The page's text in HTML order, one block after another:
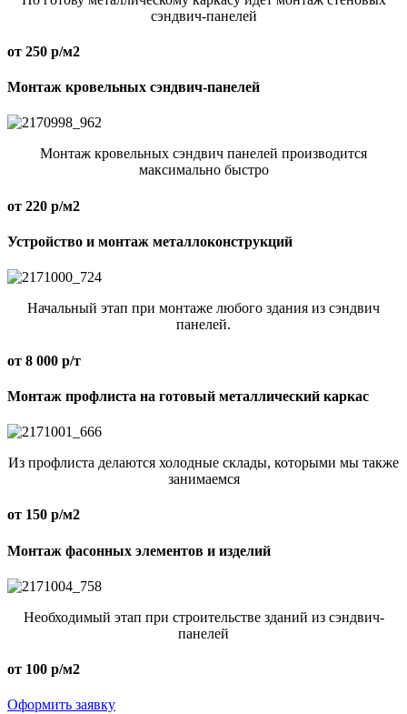
сэндвич-панелей
от 250 р/м2
Монтаж кровельных сэндвич-панелей
Монтаж кровельных сэндвич панелей производится
максимально быстро
от 220 р/м2
Устройство и монтаж металлоконструкций
Начальный этап при монтаже любого здания из сэндвич
панелей.
от 8 000 р/т
Монтаж профлиста на готовый металлический каркас
Из профлиста делаются холодные склады, которыми мы также
занимаемся
от 150 р/м2
Монтаж фасонных элементов и изделий
Необходимый этап при строительстве зданий из сэндвич-
панелей
от 100 р/м2
Оформить заявку